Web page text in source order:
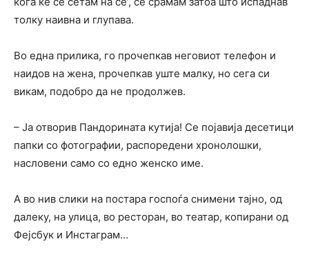
толку наивна и глупава.
Во една прилика, го прочепкав неговиот телефон и
наидов на жена, прочепкав уште малку, но сега си
викам, подобро да не продолжев.
– Ја отворив Пандорината кутија! Се појавија десетици
папки со фотографии, распоредени хронолошки,
насловени само со едно женско име.
А во нив слики на постара госпоѓа снимени тајно, од
далеку, на улица, во ресторан, во театар, копирани од
Фејсбук и Инстаграм…